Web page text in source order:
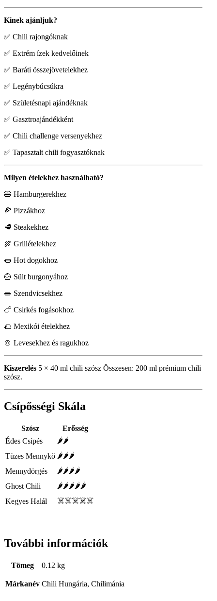
Kinek ajánljuk?
✅ Chili rajongóknak
✅ Extrém ízek kedvelőinek
✅ Baráti összejövetelekhez
✅ Legénybúcsúkra
✅ Születésnapi ajándéknak
✅ Gasztroajándékként
✅ Chili challenge versenyekhez
✅ Tapasztalt chili fogyasztóknak
Milyen ételekhez használható?
🍔 Hamburgerekhez
🍕 Pizzákhoz
🥩 Steakekhez
🍖 Grillételekhez
🌭 Hot dogokhoz
🍟 Sült burgonyához
🥪 Szendvicsekhez
🍗 Csirkés fogásokhoz
🌮 Mexikói ételekhez
🍲 Levesekhez és ragukhoz
Kiszerelés 5 × 40 ml chili szósz Összesen: 200 ml prémium chili
szósz.
Csípősségi Skála
Szósz
Erősség
Édes Csípés
🌶🌶
Tüzes Mennykő 🌶🌶🌶
Mennydörgés
🌶🌶🌶🌶
Ghost Chili
🌶🌶🌶🌶🌶
Kegyes Halál
☠️☠️☠️☠️☠️
További információk
Tömeg 0.12 kg
Márkanév Chili Hungária, Chilimánia